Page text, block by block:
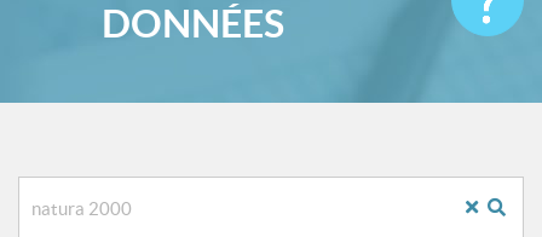
DONNÉES